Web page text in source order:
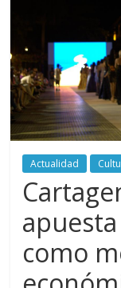
del
Politécnico
Grancolombiano
Actualidad
como